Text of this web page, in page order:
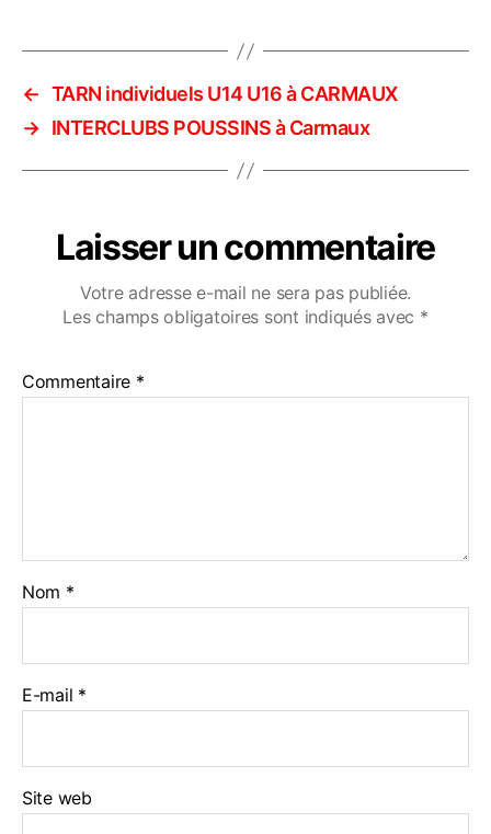
← TARN individuels U14 U16 à CARMAUX
→ INTERCLUBS POUSSINS à Carmaux
Laisser un commentaire
Votre adresse e-mail ne sera pas publiée.
Les champs obligatoires sont indiqués avec *
Commentaire *
Nom *
E-mail *
Site web